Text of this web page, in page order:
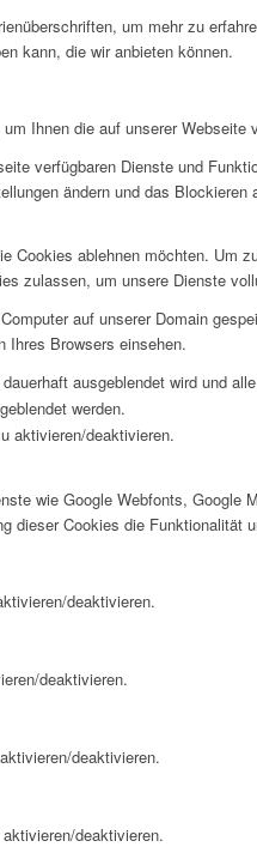
um mehr zu
kann, die wir anbieten können.
Ihnen die auf unserer
verfügbaren Dienste und
ändern und das
Cookies ablehnen möchten. Um
zulassen, um unsere Dienste
auf unserer Domain
Ihres Browsers einsehen.
ausgeblendet wird und
werden.
aktivieren/deaktivieren.
wie Google Webfonts, Google
dieser Cookies die Funktionalität
deaktivieren.
deaktivieren.
deaktivieren.
deaktivieren.